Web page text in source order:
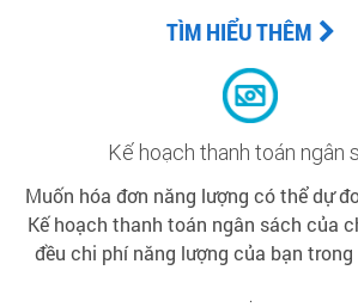
TÌM HIỂU THÊM
Kế hoạch thanh toán ngân
Muốn hóa đơn năng lượng có thể dự
Kế hoạch thanh toán ngân sách của
đều chi phí năng lượng của bạn
.